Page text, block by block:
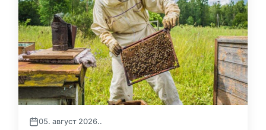
05. август 2026..